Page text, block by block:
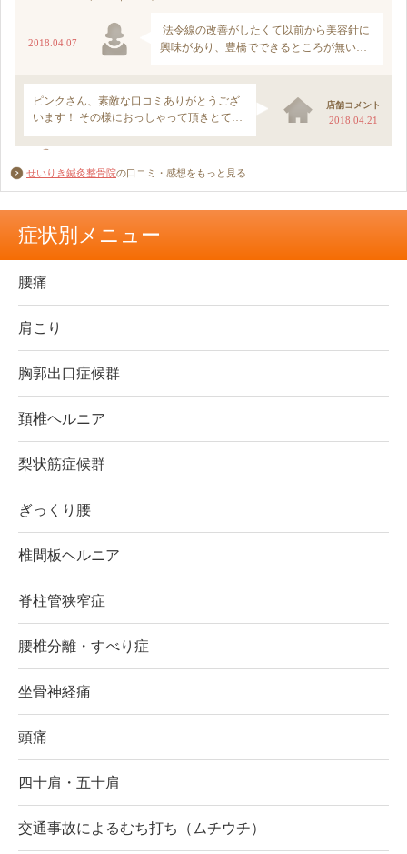
せいりき鍼灸整骨院の口コミ・感想をもっと見る
症状別メニュー
腰痛
肩こり
胸郭出口症候群
頚椎ヘルニア
梨状筋症候群
ぎっくり腰
椎間板ヘルニア
脊柱管狭窄症
腰椎分離・すべり症
坐骨神経痛
頭痛
四十肩・五十肩
交通事故によるむち打ち（ムチウチ）